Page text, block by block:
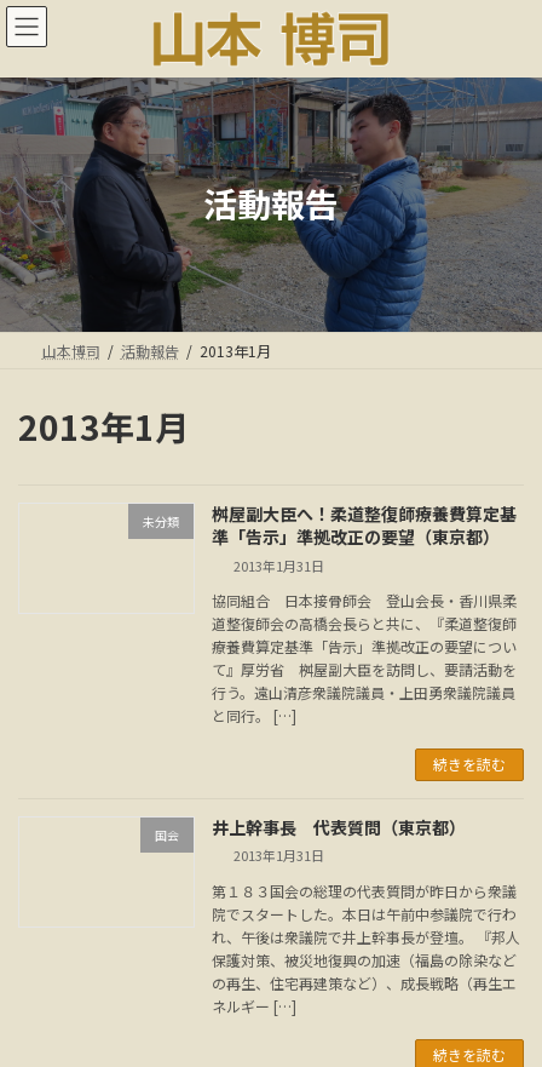
コ
ン
ン
ツ
へ
ス
キ
ッ
プ
ナ
ビ
ー
シ
ョ
ン
に
移
動
活動報告
山本博司 活動報告 2013年1月
2013年1月
未分類
桝屋副大臣へ！柔道整復師療養費算定基
準「告示」準拠改正の要望（東京都）
2013年1月31日
協同組合 日本接骨師会 登山会長・香川県柔
道整復師会の高橋会長らと共に、『柔道整復師
療養費算定基準「告示」準拠改正の要望につい
て』厚労省 桝屋副大臣を訪問し、要請活動を
行う。遠山清彦衆議院議員・上田勇衆議院議員
と同行。 […]
続きを読む
国会 井上幹事長 代表質問（東京都）
2013年1月31日
第１８３国会の総理の代表質問が昨日から衆議
院でスタートした。本日は午前中参議院で行わ
れ、午後は衆議院で井上幹事長が登壇。 『邦人
保護対策、被災地復興の加速（福島の除染など
の再生、住宅再建策など）、成長戦略（再生エ
ネルギー […]
続きを読む